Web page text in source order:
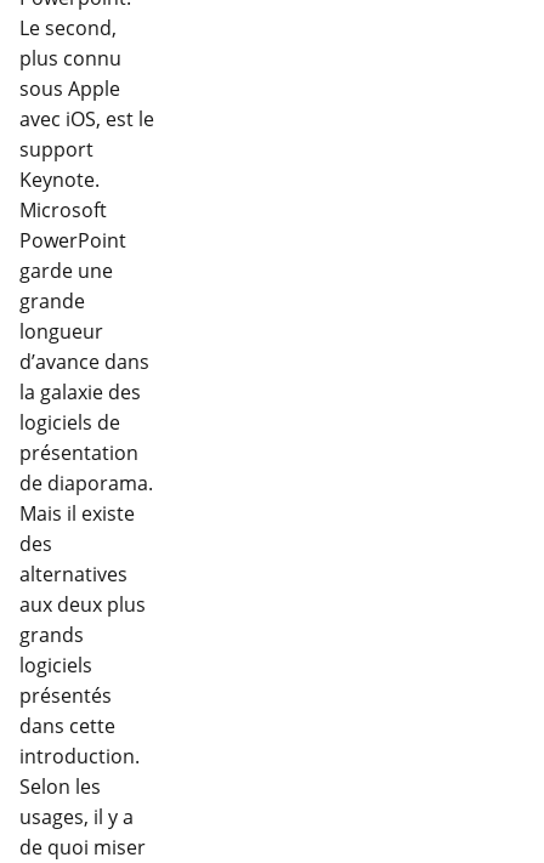
Le second,
plus connu
sous Apple
avec iOS, est le
support
Keynote.
Microsoft
PowerPoint
garde une
grande
longueur
d’avance dans
la galaxie des
logiciels de
présentation
de diaporama.
Mais il existe
des
alternatives
aux deux plus
grands
logiciels
présentés
dans cette
introduction.
Selon les
usages, il y a
de quoi miser